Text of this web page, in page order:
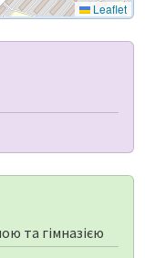
Leaflet
та гімназією